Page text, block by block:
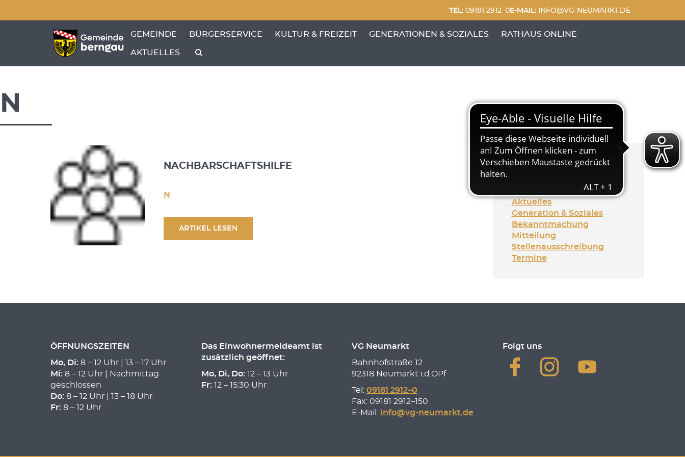
TEL:09181 2912–0E-MAIL:INFO@VG-NEUMARKT.DE
GEMEINDE
ZEIGE MENÜ-UNTERPUNKTE VON 'GEMEINDE'
BÜRGERSERVICE
ZEIGE MENÜ-UNTERPUNKTE VON 'BÜRGERSERVICE'
KULTUR & FREIZEIT GENERATIONEN & SOZIALES RATHAUS ONLINE
AKTUELLES
N
NACHBARSCHAFTSHILFE
N
ARTIKEL LESEN
Aktuelles
Generation & Soziales
Bekanntmachung
Mitteilung
Stellenausschreibung
Termine
ÖFFNUNGSZEITEN
Mo, Di: 8 – 12 Uhr | 13 – 17 Uhr
Mi: 8 – 12 Uhr | Nachmittag
geschlossen
Do: 8 – 12 Uhr | 13 – 18 Uhr
Fr: 8 – 12 Uhr
Das Einwohnermeldeamt ist
zusätzlich geöffnet:
Mo, Di, Do: 12 – 13 Uhr
Fr: 12 – 15:30 Uhr
VG Neumarkt
Bahnhofstraße 12
92318 Neumarkt i.d.OPf
Tel: 09181 2912–0
Fax: 09181 2912–150
E-Mail: info@vg-neumarkt.de
Folgt uns